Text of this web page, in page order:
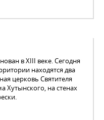
в XIII веке. Сегодня
находятся два
церковь Святителя
Хутынского, на стенах